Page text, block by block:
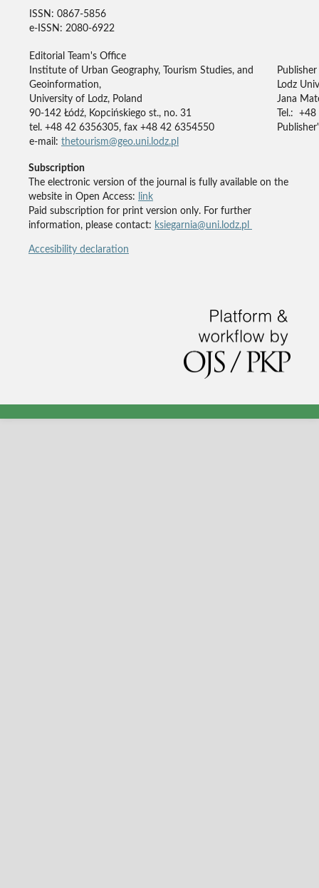
ISSN: 0867-5856
e-ISSN: 2080-6922
Editorial Team's Office
Institute of Urban Geography, Tourism Studies, and
Geoinformation,
University of Lodz, Poland
90-142 Łódź, Kopcińskiego st., no. 31
tel. +48 42 6356305, fax +48 42 6354550
e-mail: thetourism@geo.uni.lodz.pl
Publisher
Lodz
Jana
Tel.:
Subscription
The electronic version of the journal is fully available on the
website in Open Access:
link
Paid subscription for print version only. For further
information, please contact: ksiegarnia@uni.lodz.pl
Accesibility declaration